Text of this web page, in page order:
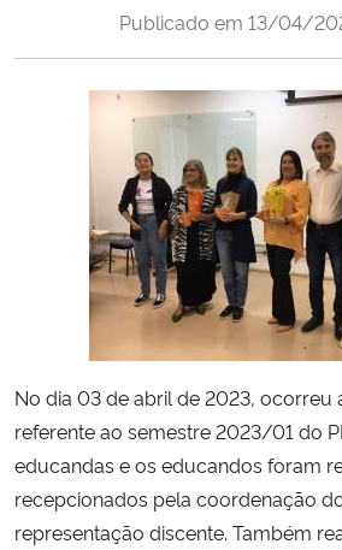
Ministério da Cidadania
Ministério de Minas e Energia
Ministério da Ciência, Tecnologia, Inovações e
Ministério do Meio Ambiente
Ministério do Desenvolvimento Regional
Controladoria-Geral da União
Ministério da Mulher, da Família e dos Direitos
Publicado em 13/04/
No dia 03 de abril de 2023, ocorreu
referente ao semestre 2023/01 do
educandas e os educandos foram
recepcionados pela coordenação
representação discente. Também